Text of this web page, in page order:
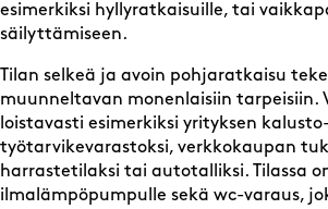
esimerkiksi hyllyratkaisuille, tai
säilyttämiseen.
Tilan selkeä ja avoin pohjaratkaisu
muunneltavan monenlaisiin tarpeisiin.
loistavasti esimerkiksi yrityksen
työtarvikevarastoksi, verkkokaupan
harrastetilaksi tai autotalliksi. Tilassa
ilmalämpöpumpulle sekä wc-varaus,